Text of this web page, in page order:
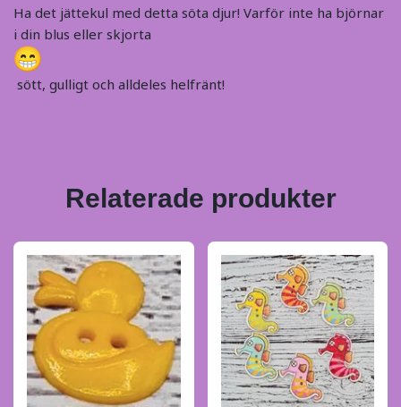
Ha det jättekul med detta söta djur! Varför inte ha björnar
i din blus eller skjorta
sött, gulligt och alldeles helfränt!
Relaterade produkter